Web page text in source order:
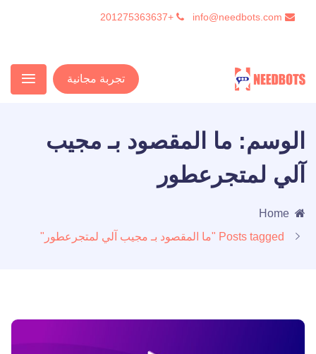
+201275363637
تجربة مجانية
الوسم: ما المقصود بـ مجيب
آلي لمتجرعطور
Home
Posts tagged "ما المقصود بـ مجيب آلي لمتجرعطور"